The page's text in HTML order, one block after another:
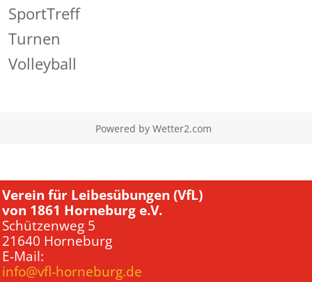
SportTreff
Turnen
Volleyball
Powered by Wetter2.com
Verein für Leibesübungen (VfL)
von 1861 Horneburg e.V.
Schützenweg 5
21640 Horneburg
E-Mail:
info@vfl-horneburg.de